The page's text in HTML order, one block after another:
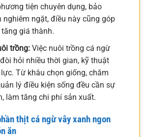
tiện chuyên dụng, bảo
nghiêm ngặt, điều này cũng góp
giá thành.
trồng:Việc nuôi trồng cá ngừ
hỏi nhiều thời gian, kỹ thuật
Từ khâu chọn giống, chăm
lý điều kiện sống đều cần sự
làm tăng chi phí sản xuất.
thịt cá ngừ vây xanh ngon
ăn